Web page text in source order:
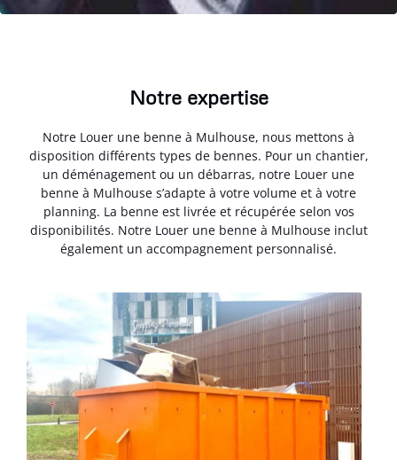
Notre expertise
Notre Louer une benne à Mulhouse, nous mettons à
disposition différents types de bennes. Pour un chantier,
un déménagement ou un débarras, notre Louer une
benne à Mulhouse s’adapte à votre volume et à votre
planning. La benne est livrée et récupérée selon vos
disponibilités. Notre Louer une benne à Mulhouse inclut
également un accompagnement personnalisé.